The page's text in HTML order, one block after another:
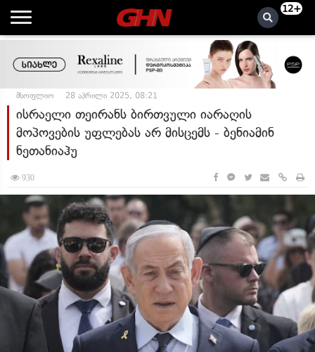
12+
მსოფლიო 28 აპრილი 2025, 08:21
ისრაელი თეირანს ბირთვული იარაღის
მოპოვების უფლებას არ მისცემს - ბენიამინ
ნეთანიაჰუ
930